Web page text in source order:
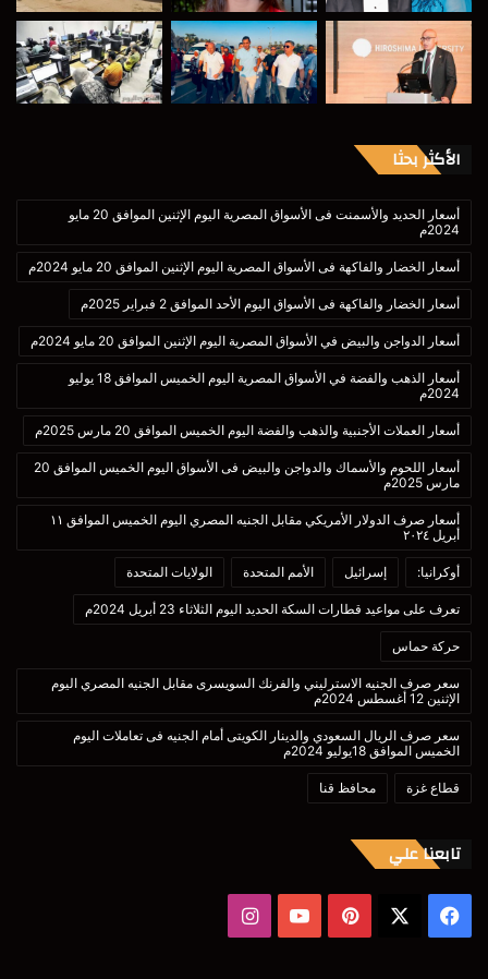
الأكثر بحثا
أسعار الحديد والأسمنت فى الأسواق المصرية اليوم الإثنين الموافق 20 مايو
2024م
أسعار الخضار والفاكهة فى الأسواق المصرية اليوم الإثنين الموافق 20 مايو 2024م
أسعار الخضار والفاكهة فى الأسواق اليوم الأحد الموافق 2 فبراير 2025م
أسعار الدواجن والبيض في الأسواق المصرية اليوم الإثنين الموافق 20 مايو 2024م
أسعار الذهب والفضة في الأسواق المصرية اليوم الخميس الموافق 18 يوليو
2024م
أسعار العملات الأجنبية والذهب والفضة اليوم الخميس الموافق 20 مارس 2025م
أسعار اللحوم والأسماك والدواجن والبيض فى الأسواق اليوم الخميس الموافق 20
مارس 2025م
أسعار صرف الدولار الأمريكي مقابل الجنيه المصري اليوم الخميس الموافق ١١
أبريل ٢٠٢٤
أوكرانيا: إسرائيل الأمم المتحدة الولايات المتحدة
تعرف على مواعيد قطارات السكة الحديد اليوم الثلاثاء 23 أبريل 2024م
حركة حماس
سعر صرف الجنيه الاسترليني والفرنك السويسرى مقابل الجنيه المصري اليوم
الإثنين 12 أغسطس 2024م
سعر صرف الريال السعودي والدينار الكويتى أمام الجنيه فى تعاملات اليوم
الخميس الموافق 18يوليو 2024م
قطاع غزة محافظ قنا
تابعنا علي
فيسبوك بينتيريست‫YouTube